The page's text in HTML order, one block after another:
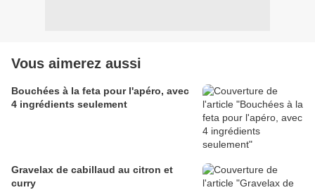
Vous aimerez aussi
Bouchées à la feta pour l'apéro, avec
4 ingrédients seulement
Gravelax de cabillaud au citron et
curry